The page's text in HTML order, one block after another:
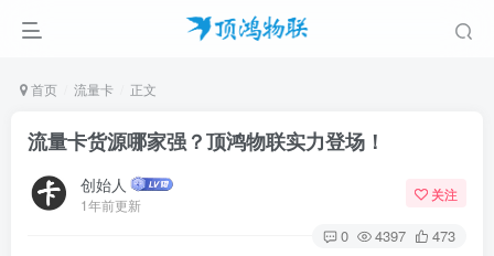
首页 流量卡 正文
流量卡货源哪家强？顶鸿物联实力登场！
创始人
1年前更新
关注
0 4397 473